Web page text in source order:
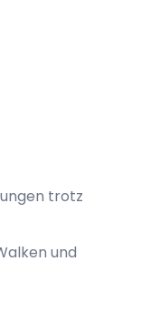
trotz
und